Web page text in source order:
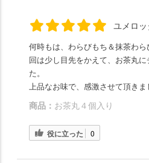
ユメロッ
何時もは、わらびもち＆抹茶わ
回は少し目先をかえて、お茶丸
た。
上品なお味で、感激させて頂きま
商品： お茶丸４個入り
役に立った 0